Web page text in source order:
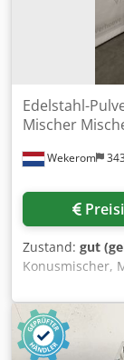
Wekerom
Edelstahl-
Mischer
Zustand: gut
Konusmischer,
Motorleistung:
Vollständig
Anzeigen